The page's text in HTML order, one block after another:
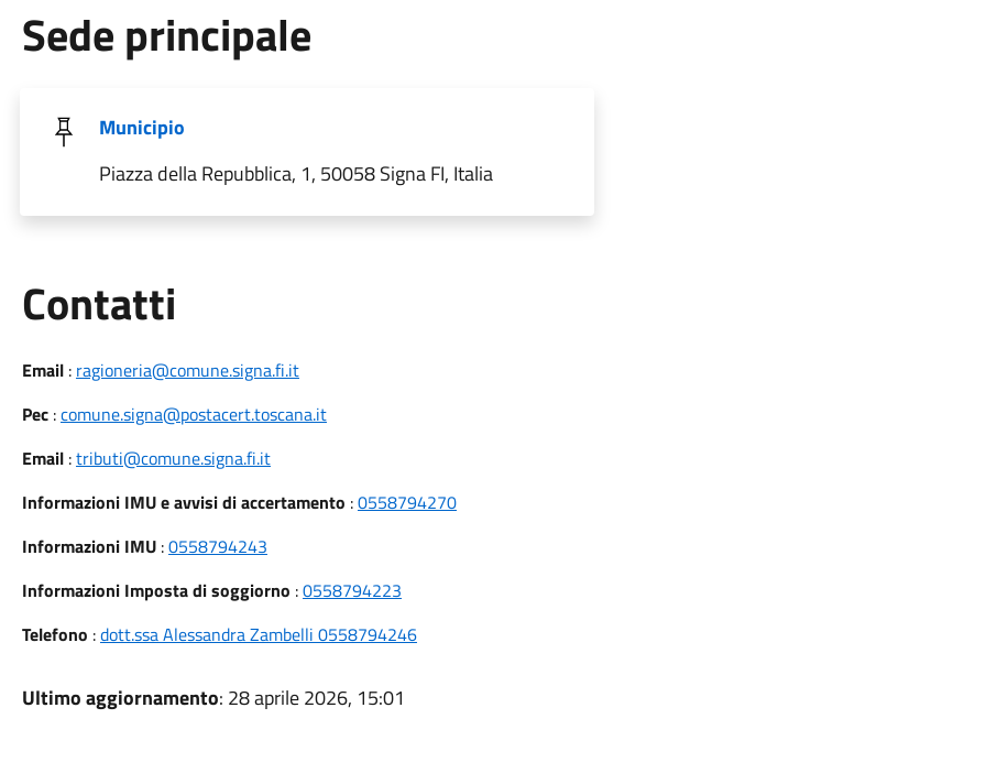
Sede principale
Municipio
Piazza della Repubblica, 1, 50058 Signa FI, Italia
Contatti
Email: ragioneria@comune.signa.fi.it
Pec:comune.signa@postacert.toscana.it
Email:tributi@comune.signa.fi.it
Informazioni IMU e avvisi di accertamento :0558794270
Informazioni IMU:0558794243
Informazioni Imposta di soggiorno :0558794223
Telefono :dott.ssa Alessandra Zambelli 0558794246
Ultimo aggiornamento: 28 aprile 2026, 15:01